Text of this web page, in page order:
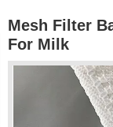
Mesh Filter
For Milk